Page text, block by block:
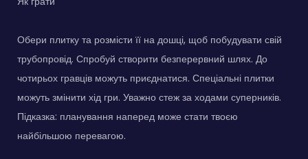
Обери плитку та розмісти її на дошці, щоб побудувати свій
трубопровід. Спробуй створити безперервний шлях. До
чотирьох гравців можуть приєднатися. Спеціальні плитки
можуть змінити хід гри. Уважно стеж за ходами суперників.
Підказка: планування наперед може стати твоєю
найбільшою перевагою.